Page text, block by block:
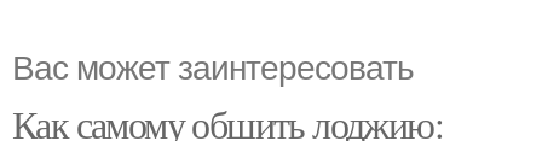
Вас может заинтересовать
Как самому обшить лоджию: